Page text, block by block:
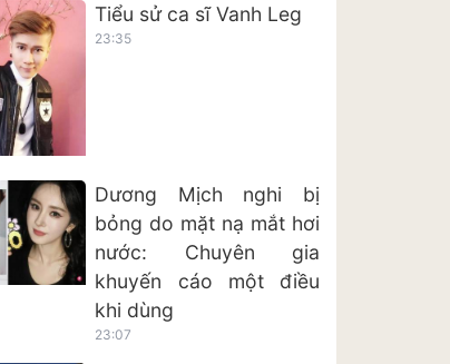
Tiểu sử ca sĩ Vanh Leg
23:35
Dương Mịch nghi bị
bỏng do mặt nạ mắt hơi
nước: Chuyên gia
khuyến cáo một điều
khi dùng
23:07